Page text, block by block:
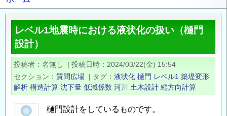
移
ン
ず
レベル1地震時における液状化の扱い（樋門
設計）
投稿者 名無し | 投稿日時
2024/03/22(金) 15:54
セクション
質問広場 | タグ 液状化 樋門 レベル1 築堤変形
解析 構造計算 沈下量 低減係数 河川 土木設計 縦方向計算
樋門設計をしているものです。